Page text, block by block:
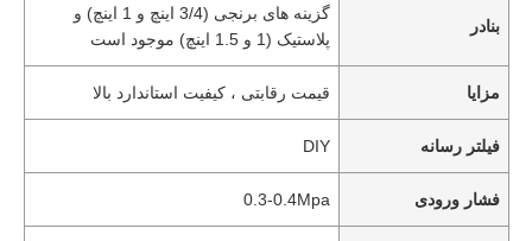
بنادر
گزینه های برنجی (3/4 اینچ و 1 اینچ) و
پلاستیک (1 و 1.5 اینچ) موجود است
مزایا قیمت رقابتی ، کیفیت استاندارد بالا
فیلتر رسانه DIY
فشار ورودی 0.3-0.4Mpa